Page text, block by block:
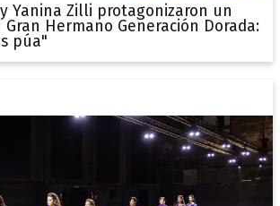
Yanina Zilli protagonizaron un
Hermano Generación Dorada:
púa"